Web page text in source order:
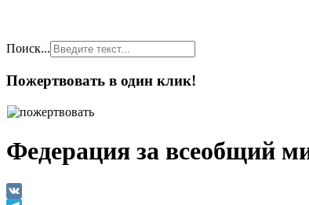
Поиск...
Пожертвовать в один клик!
Федерация за всеобщий